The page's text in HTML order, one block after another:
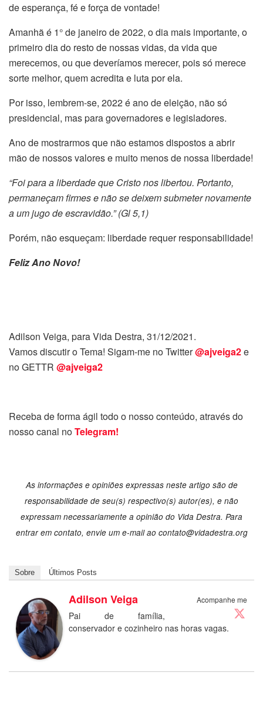
de esperança, fé e força de vontade!
Amanhã é 1° de janeiro de 2022, o dia mais importante, o
primeiro dia do resto de nossas vidas, da vida que
merecemos, ou que deveríamos merecer, pois só merece
sorte melhor, quem acredita e luta por ela.
Por isso, lembrem-se, 2022 é ano de eleição, não só
presidencial, mas para governadores e legisladores.
Ano de mostrarmos que não estamos dispostos a abrir
mão de nossos valores e muito menos de nossa liberdade!
“Foi para a liberdade que Cristo nos libertou. Portanto,
permaneçam firmes e não se deixem submeter novamente
a um jugo de escravidão.” (Gl 5,1)
Porém, não esqueçam: liberdade requer responsabilidade!
Feliz Ano Novo!
Adilson Veiga, para Vida Destra, 31/12/2021.
Vamos discutir o Tema! Sigam-me no Twitter@ajveiga2e
no GETTR @ajveiga2
Receba de forma ágil todo o nosso conteúdo, através do
nosso canal noTelegram!
As informações e opiniões expressas neste artigo são de
responsabilidade de seu(s) respectivo(s) autor(es), e não
expressam necessariamente a opinião do Vida Destra. Para
entrar em contato, envie um e-mail ao contato@vidadestra.org
Sobre Últimos Posts
Acompanhe me
Adilson Veiga
Pai de família,
conservador e cozinheiro nas horas vagas.